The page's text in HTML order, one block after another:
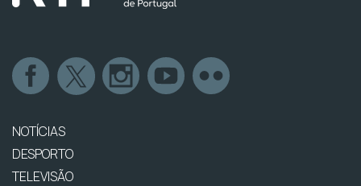
NOTÍCIAS
DESPORTO
TELEVISÃO